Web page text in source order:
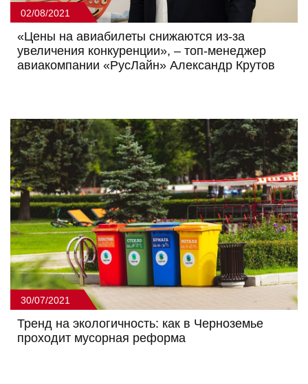
02/08/2021
«Цены на авиабилеты снижаются из-за
увеличения конкуренции», – топ-менеджер
авиакомпании «РусЛайн» Александр Крутов
30/07/2021
Тренд на экологичность: как в Черноземье
проходит мусорная реформа